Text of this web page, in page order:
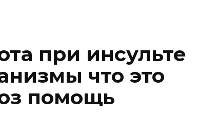
при инсульте
что это
помощь